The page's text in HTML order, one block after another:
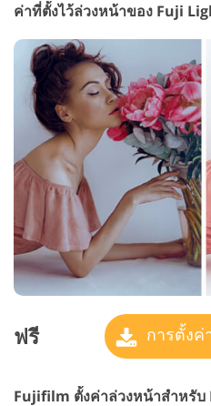
ค่าที่ตั้งไว้ล่วงหน้าของ Fuji
ฟรี การตั้งค่
Fujifilm ตั้งค่าล่วงหน้าสำหรั